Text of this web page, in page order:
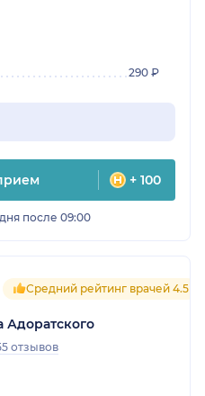
290 ₽
+ 100
после 09:00
Средний рейтинг врачей 4.5
Адоратского
отзывов